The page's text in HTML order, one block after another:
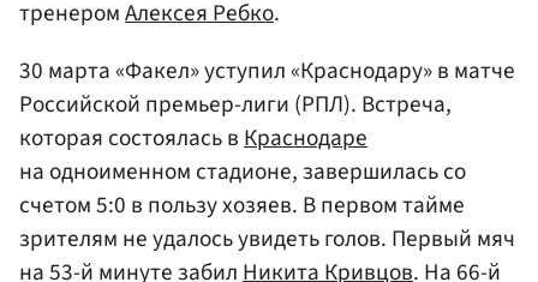
тренеромАлексея Ребко.
30 марта «Факел» уступил «Краснодару» в матче
Российской премьер-лиги (РПЛ). Встреча,
которая состоялась в Краснодаре
на одноименном стадионе, завершилась со
счетом 5:0 в пользу хозяев. В первом тайме
зрителям не удалось увидеть голов. Первый мяч
на 53-й минуте забил Никита Кривцов. На 66-й